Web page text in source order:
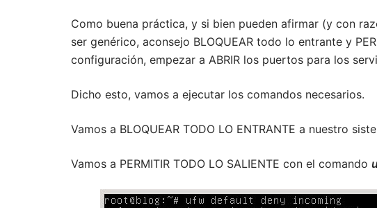
Como buena práctica, y si bien pueden afirmar (y con
ser genérico, aconsejo BLOQUEAR todo lo entrante y
configuración, empezar a ABRIR los puertos para los
Dicho esto, vamos a ejecutar los comandos necesarios.
Vamos a BLOQUEAR TODO LO ENTRANTE a nuestro
Vamos a PERMITIR TODO LO SALIENTE con el comando